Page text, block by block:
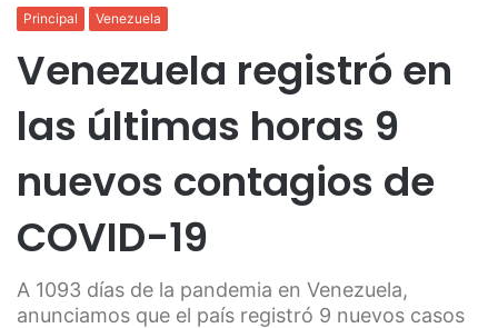
Principal Venezuela
Venezuela registró en
las últimas horas 9
nuevos contagios de
COVID-19
A 1093 días de la pandemia en Venezuela,
anunciamos que el país registró 9 nuevos casos